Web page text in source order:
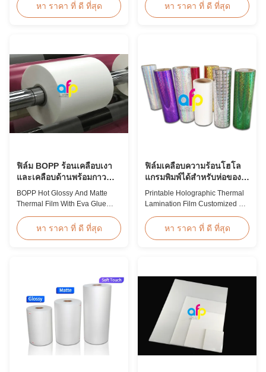
MPa ออกแบบมาเป็นพิเศษสำหรับ
บัตรประจำตัว ตราสัญลักษณ์ และ
หา ราคา ที่ ดี ที่สุด
scratch thermal lamination film
(also known as scratch free
coating on one ...
หา ราคา ที่ ดี ที่สุด
ฟิล์ม BOPP ร้อนเคลือบเงา
และเคลือบด้านพร้อมกาว
EVA
BOPP Hot Glossy And Matte
Thermal Film With Eva Glue
pollution-free thermal film
featuring high transparency,
characteristics. This product is
primarily ...
หา ราคา ที่ ดี ที่สุด
ฟิล์มเคลือบความร้อนโฮโล
แกรมพิมพ์ได้สำหรับห่อของ
ขวัญ
Printable Holographic Thermal
Lamination Film Customized For
Holographic Thermal
Lamination Film for Gift
broad selection of designs
specifically for gift wrapping
applications. Laser ...
หา ราคา ที่ ดี ที่สุด